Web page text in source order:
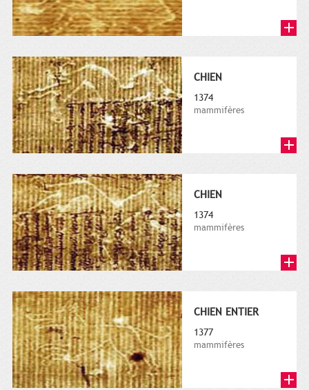
CHIEN
1374
mammifères
CHIEN
1374
mammifères
CHIEN ENTIER
1377
mammifères